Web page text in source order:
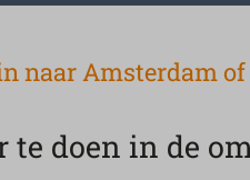
naar Amsterdam
te doen in de